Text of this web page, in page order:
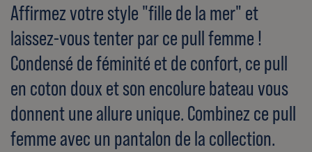
Affirmez votre style "fille de la mer" et
laissez-vous tenter par ce pull femme !
Condensé de féminité et de confort, ce pull
en coton doux et son encolure bateau vous
donnent une allure unique. Combinez ce pull
femme avec un pantalon de la collection.